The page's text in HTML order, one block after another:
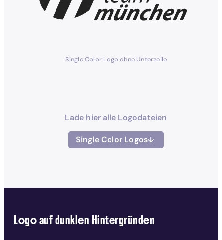
Single Color Logo ohne Unterzeile
Lade hier alle Logodateien
Single Color Logos
Logo auf dunklen Hintergründen